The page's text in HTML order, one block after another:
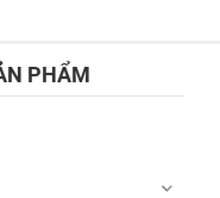
PHẨM